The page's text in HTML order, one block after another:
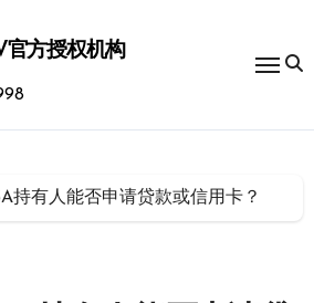
官方授权机构
持有人能否申请贷款或信用卡？